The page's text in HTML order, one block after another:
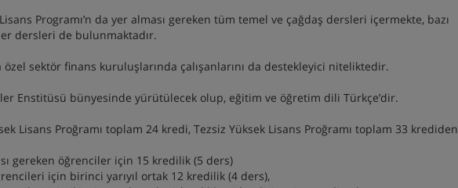
Programı’n da yer alması gereken tüm temel ve çağdaş dersleri içermekte, bazı
dersleri de bulunmaktadır.
sektör finans kuruluşlarında çalışanlarını da destekleyici niteliktedir.
Enstitüsü bünyesinde yürütülecek olup, eğitim ve öğretim dili Türkçe’dir.
Lisans Proğramı toplam 24 kredi, Tezsiz Yüksek Lisans Proğramı toplam 33 krediden
gereken öğrenciler için 15 kredilik (5 ders)
için birinci yarıyıl ortak 12 kredilik (4 ders),